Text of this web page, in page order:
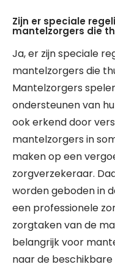
Zijn er speciale
mantelzorgers die
Ja, er zijn speciale
mantelzorgers die
Mantelzorgers
ondersteunen van
ook erkend door
mantelzorgers in
maken op een
zorgverzekeraar.
worden geboden in
een professionele
zorgtaken van de
belangrijk voor
naar de